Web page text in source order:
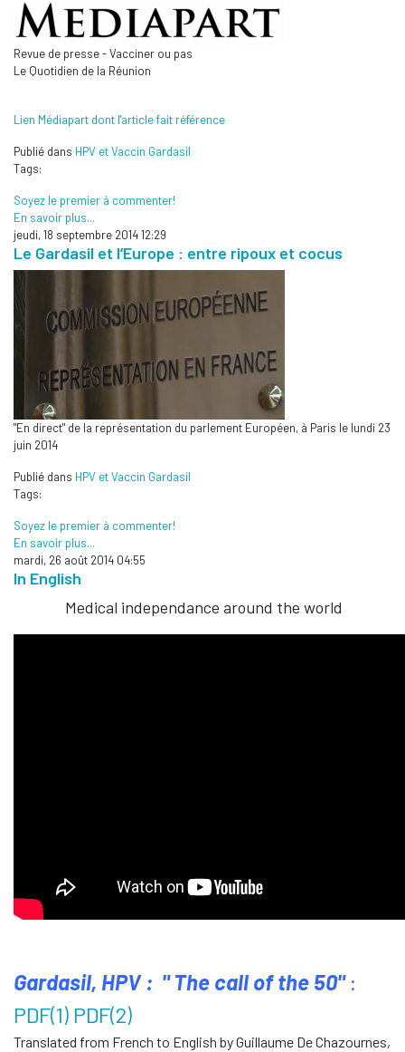
Revue de presse - Vacciner ou pas
Le Quotidien de la Réunion
Lien Médiapart dont l'article fait référence
Publié dans HPV et Vaccin Gardasil
Tags:
Soyez le premier à commenter!
En savoir plus...
jeudi, 18 septembre 2014 12:29
Le Gardasil et l’Europe : entre ripoux et cocus
"En direct" de la représentation du parlement Européen, à Paris le lundi 23
juin 2014
Publié dans HPV et Vaccin Gardasil
Tags:
Soyez le premier à commenter!
En savoir plus...
mardi, 26 août 2014 04:55
In English
Medical independance around the world
Gardasil, HPV : " The call of the 50":
PDF(1) PDF(2)
Translated from French to English by Guillaume De Chazournes,